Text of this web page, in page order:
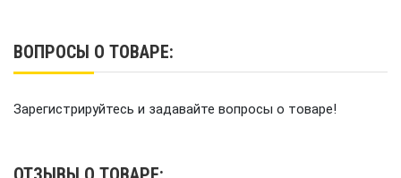
ВОПРОСЫ О ТОВАРЕ:
Зарегистрируйтесь и задавайте вопросы о товаре!